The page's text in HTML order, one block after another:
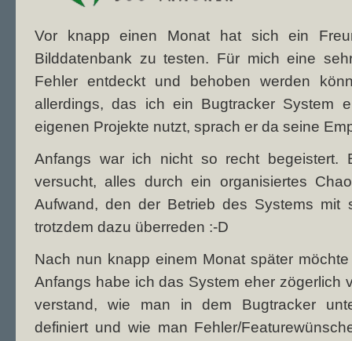
Vor knapp einen Monat hat sich ein
Bilddatenbank zu testen. Für mich eine
Fehler entdeckt und behoben werden
allerdings, das ich ein Bugtracker System
eigenen Projekte nutzt, sprach er da seine
Anfangs war ich nicht so recht
versucht, alles durch ein organisiertes
Aufwand, den der Betrieb des Systems mit
trotzdem dazu überreden :-D
Nach nun knapp einem Monat später
Anfangs habe ich das System eher zögerlich
verstand, wie man in dem Bugtracker
definiert und wie man Fehler/